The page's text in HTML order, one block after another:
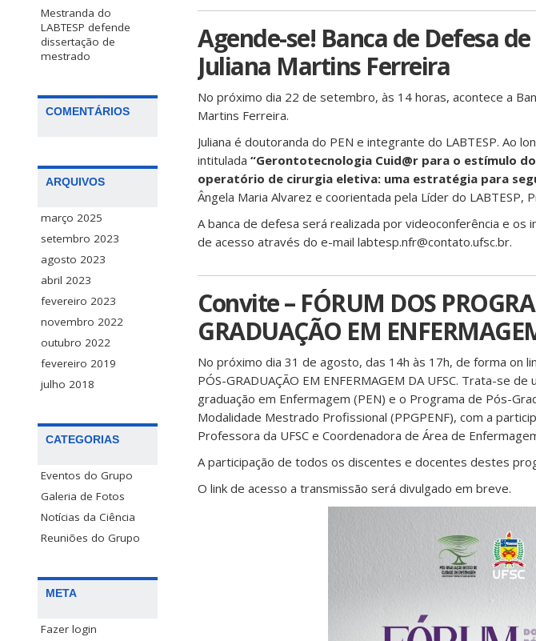
Mestranda do
LABTESP defende
dissertação de
mestrado
COMENTÁRIOS
ARQUIVOS
março 2025
setembro 2023
agosto 2023
abril 2023
fevereiro 2023
novembro 2022
outubro 2022
fevereiro 2019
julho 2018
CATEGORIAS
Eventos do Grupo
Galeria de Fotos
Notícias da Ciência
Reuniões do Grupo
META
Fazer login
Agende-se! Banca de Defesa
Juliana Martins Ferreira
No próximo dia 22 de setembro, às 14 horas, acontece a
Martins Ferreira.
Juliana é doutoranda do PEN e integrante do LABTESP. Ao
intitulada “Gerontotecnologia Cuid@r para o estímulo
operatório de cirurgia eletiva: uma estratégia para
Ângela Maria Alvarez e coorientada pela Líder do LABTESP,
A banca de defesa será realizada por videoconferência e os
de acesso através do e-mail labtesp.nfr@contato.ufsc.br.
Convite – FÓRUM DOS
GRADUAÇÃO EM
No próximo dia 31 de agosto, das 14h às 17h, de forma on
PÓS-GRADUAÇÃO EM ENFERMAGEM DA UFSC. Trata-se
graduação em Enfermagem (PEN) e o Programa de Pós-
Modalidade Mestrado Profissional (PPGPENF), com a
Professora da UFSC e Coordenadora de Área de
A participação de todos os discentes e docentes destes
O link de acesso a transmissão será divulgado em breve.